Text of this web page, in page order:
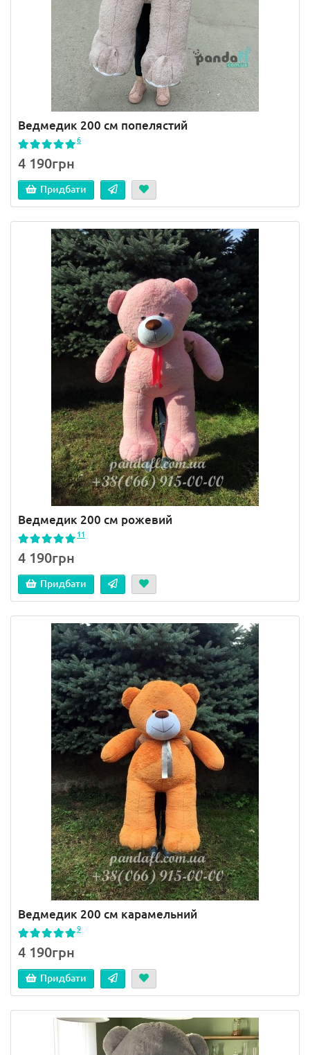
Ведмедик 200 см попелястий
6
4 190грн
Придбати
Ведмедик 200 см рожевий
11
4 190грн
Придбати
Ведмедик 200 см карамельний
9
4 190грн
Придбати